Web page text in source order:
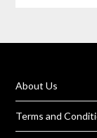
About Us
Terms and